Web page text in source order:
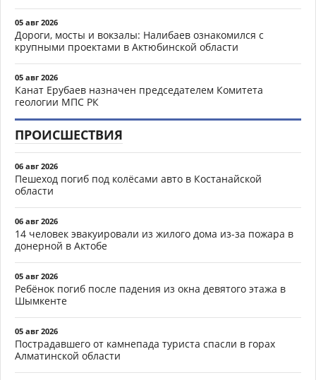
05 авг 2026
Дороги, мосты и вокзалы: Налибаев ознакомился с
крупными проектами в Актюбинской области
05 авг 2026
Канат Ерубаев назначен председателем Комитета
геологии МПС РК
ПРОИСШЕСТВИЯ
06 авг 2026
Пешеход погиб под колёсами авто в Костанайской
области
06 авг 2026
14 человек эвакуировали из жилого дома из-за пожара в
донерной в Актобе
05 авг 2026
Ребёнок погиб после падения из окна девятого этажа в
Шымкенте
05 авг 2026
Пострадавшего от камнепада туриста спасли в горах
Алматинской области